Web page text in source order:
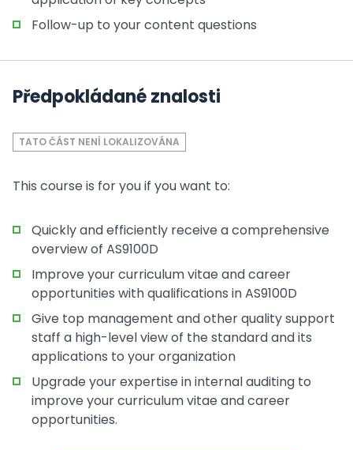
Follow-up to your content questions
Předpokládané znalosti
TATO ČÁST NENÍ LOKALIZOVÁNA
This course is for you if you want to:
Quickly and efficiently receive a comprehensive
overview of AS9100D
Improve your curriculum vitae and career
opportunities with qualifications in AS9100D
Give top management and other quality support
staff a high-level view of the standard and its
applications to your organization
Upgrade your expertise in internal auditing to
improve your curriculum vitae and career
opportunities.